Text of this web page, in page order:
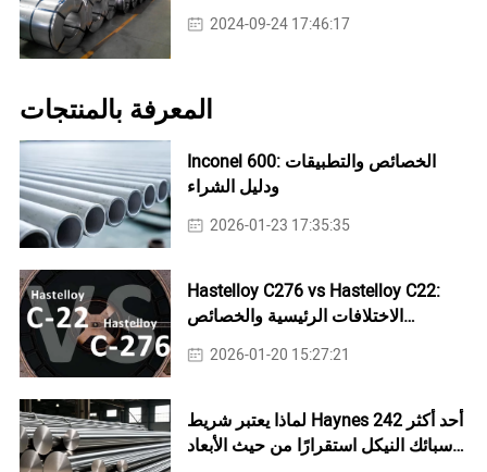
2024-09-24 17:46:17
المعرفة بالمنتجات
Inconel 600: الخصائص والتطبيقات
ودليل الشراء
2026-01-23 17:35:35
Hastelloy C276 vs Hastelloy C22:
الاختلافات الرئيسية والخصائص
2026-01-20 15:27:21
لماذا يعتبر شريط Haynes 242 أحد أكثر
سبائك النيكل استقرارًا من حيث الأبعاد